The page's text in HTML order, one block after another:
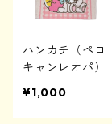
ハンカチ（ペロ
キャンレオパ）
¥1,000